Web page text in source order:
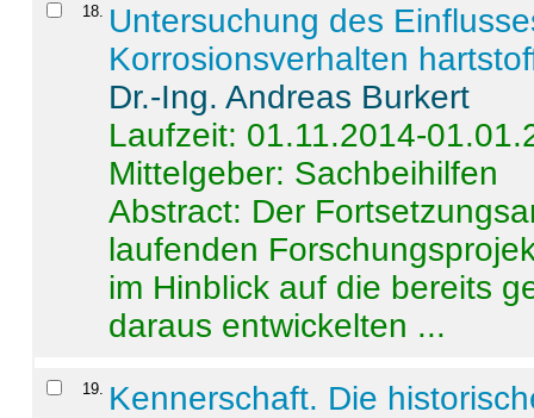
18
Untersuchung des
Korrosionsverhalten
Dr.-Ing. Andreas Burkert
Laufzeit: 01.11.2014-
Mittelgeber: Sachbeihilfen
Abstract: Der
laufenden
im Hinblick auf die bereits
daraus entwickelten ...
19
Kennerschaft. Die